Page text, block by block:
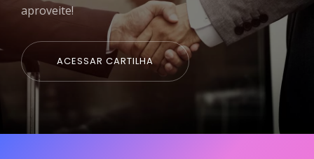
aproveite!
ACESSAR CARTILHA